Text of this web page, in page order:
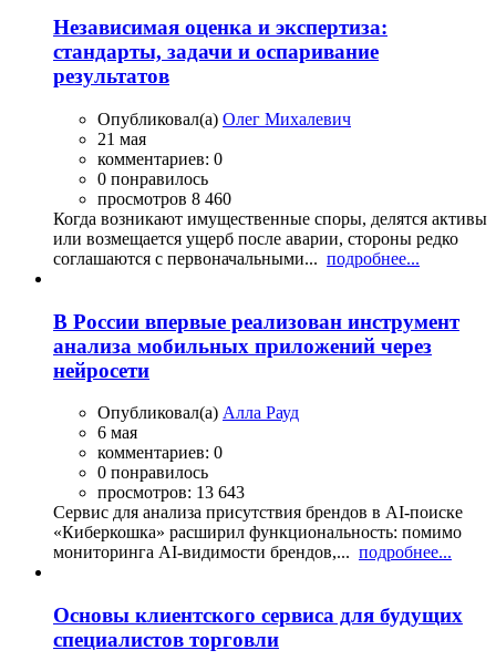
Независимая оценка и экспертиза:
стандарты, задачи и оспаривание
результатов
Опубликовал(а) Олег Михалевич
21 мая
комментариев: 0
0 понравилось
просмотров 8 460
Когда возникают имущественные споры, делятся активы
или возмещается ущерб после аварии, стороны редко
соглашаются с первоначальными... подробнее...
В России впервые реализован инструмент
анализа мобильных приложений через
нейросети
Опубликовал(а) Алла Рауд
6 мая
комментариев: 0
0 понравилось
просмотров: 13 643
Сервис для анализа присутствия брендов в AI-поиске
«Киберкошка» расширил функциональность: помимо
мониторинга AI-видимости брендов,... подробнее...
Основы клиентского сервиса для будущих
специалистов торговли